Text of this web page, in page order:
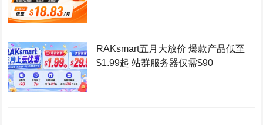
RAKsmart五月大放价 爆款产品低至
$1.99起 站群服务器仅需$90